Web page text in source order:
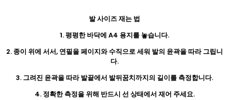
발 사이즈 재는 법
1. 평평한 바닥에 A4 용지를 놓습니다.
2. 종이 위에 서서, 연필을 페이지와 수직으로 세워 발의 윤곽을 따라 그립니
다.
3. 그려진 윤곽을 따라 발끝에서 발뒤꿈치까지의 길이를 측정합니다.
4. 정확한 측정을 위해 반드시 선 상태에서 재어 주세요.